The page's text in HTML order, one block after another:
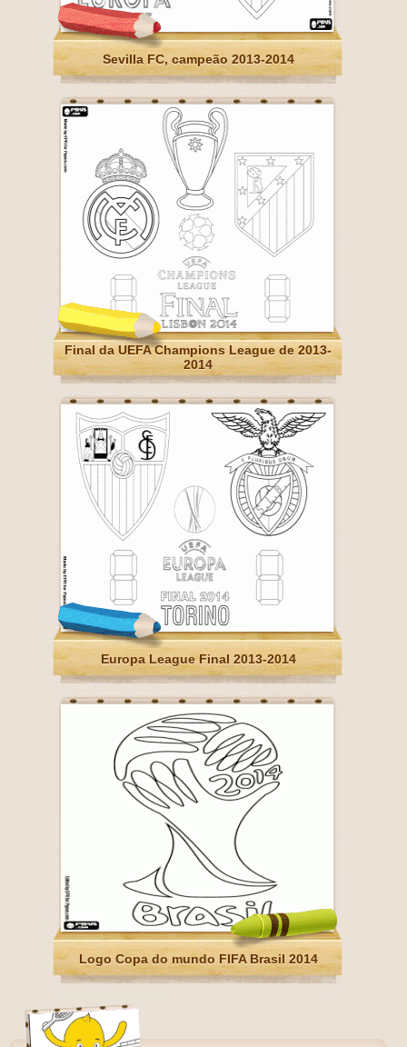
Sevilla FC, campeão 2013-2014
Final da UEFA Champions League de 2013-
2014
Europa League Final 2013-2014
Logo Copa do mundo FIFA Brasil 2014